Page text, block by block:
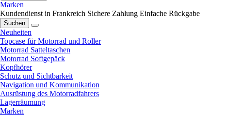
Marken
Kundendienst in Frankreich Sichere Zahlung Einfache Rückgabe
Suchen
Neuheiten
Topcase für Motorrad und Roller
Motorrad Satteltaschen
Motorrad Softgepäck
Kopfhörer
Schutz und Sichtbarkeit
Navigation und Kommunikation
Ausrüstung des Motorradfahrers
Lagerräumung
Marken